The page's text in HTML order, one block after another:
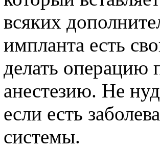
всяких
импланта есть
делать операцию
анестезию. Не
если есть
системы.